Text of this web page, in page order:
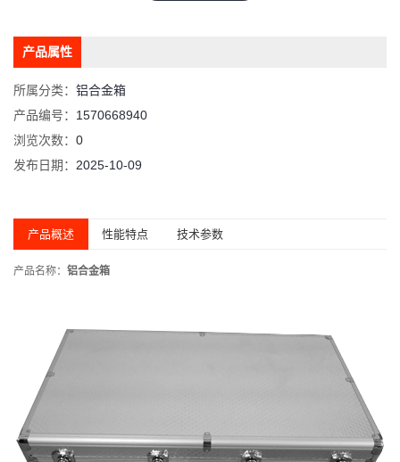
产品属性
所属分类： 铝合金箱
产品编号： 1570668940
浏览次数： 0
发布日期： 2025-10-09
产品概述 性能特点 技术参数
产品名称： 铝合金箱